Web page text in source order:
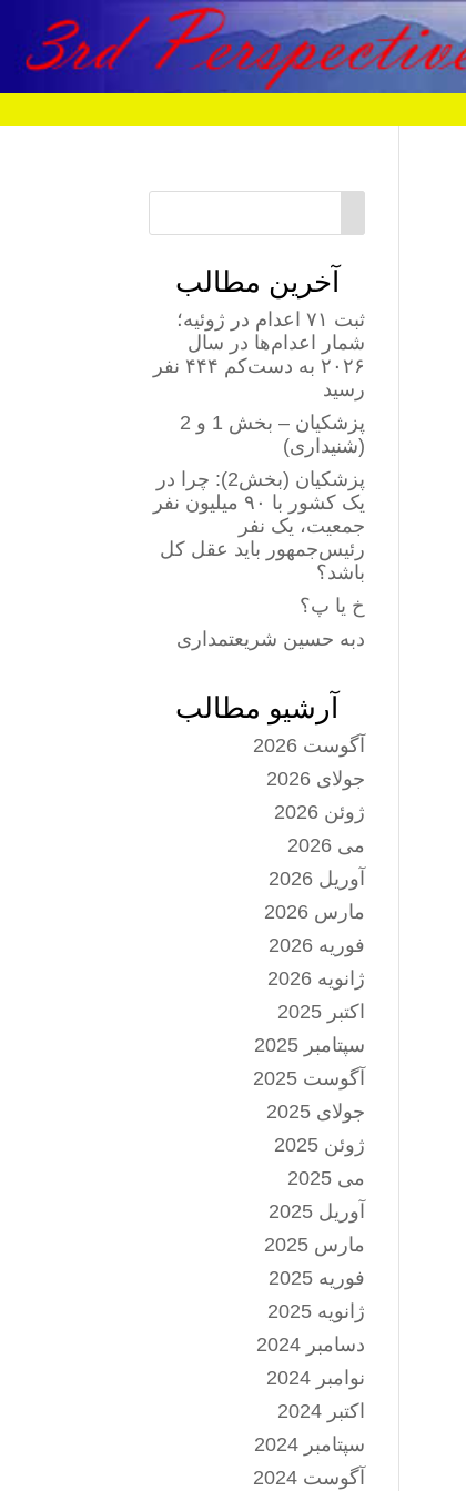
آخرین مطالب
ثبت ۷۱ اعدام در ژوئیه؛
شمار اعدام‌ها در سال
۲۰۲۶ به دست‌کم ۴۴۴ نفر
رسید
پزشکیان – بخش 1 و 2
(شنیداری)
پزشکیان (بخش2): چرا در
یک کشور با ۹۰ میلیون نفر
جمعیت، یک نفر
رئیس‌جمهور باید عقل کل
باشد؟
خ یا پ؟
دبه حسین شریعتمداری
آرشیو مطالب
آگوست 2026
جولای 2026
ژوئن 2026
می 2026
آوریل 2026
مارس 2026
فوریه 2026
ژانویه 2026
اکتبر 2025
سپتامبر 2025
آگوست 2025
جولای 2025
ژوئن 2025
می 2025
آوریل 2025
مارس 2025
فوریه 2025
ژانویه 2025
دسامبر 2024
نوامبر 2024
اکتبر 2024
سپتامبر 2024
آگوست 2024